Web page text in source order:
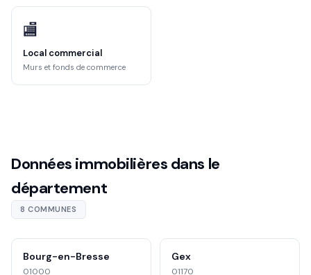
🏬
Local commercial
Murs et fonds de commerce
Données immobilières dans le
département
8 COMMUNES
Bourg-en-Bresse
01000
Gex
01170